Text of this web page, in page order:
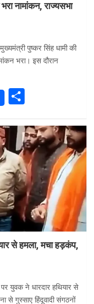
नामांकन, राज्यसभा
पुष्कर सिंह धामी की
भरा। इस दौरान
ar
e
से हमला, मचा हड़कंप,
युवक ने धारदार हथियार से
से गुस्साए हिंदूवादी संगठनों